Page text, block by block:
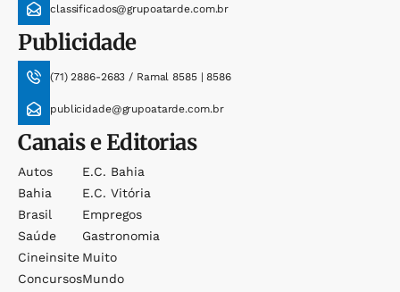
classificados@grupoatarde.com.br
Publicidade
(71) 2886-2683 / Ramal 8585 | 8586
publicidade@grupoatarde.com.br
Canais e Editorias
Autos
Bahia
Brasil
Saúde
Cineinsite
Concursos
E.c. Bahia
E.c. Vitória
Empregos
Gastronomia
Muito
Mundo